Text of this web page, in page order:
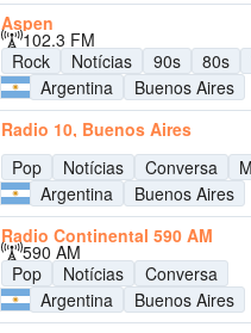
Aspen
102.3 FM
Rock
Notícias 90s 80s
Argentina
Buenos Aires
Radio 10, Buenos Aires
Pop
Notícias Conversa
Argentina
Buenos Aires
Radio Continental 590 AM
590 AM
Pop
Notícias
Conversa
Argentina
Buenos Aires